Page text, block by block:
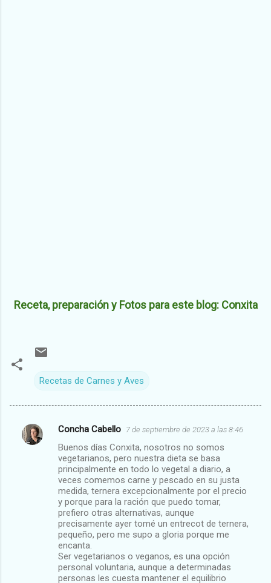
Receta, preparación y Fotos para este blog: Conxita
Recetas de Carnes y Aves
C
Concha Cabello 7 de septiembre de 2023 a las 8:46
Buenos días Conxita, nosotros no somos
vegetarianos, pero nuestra dieta se basa
principalmente en todo lo vegetal a diario, a
veces comemos carne y pescado en su justa
medida, ternera excepcionalmente por el precio
y porque para la ración que puedo tomar,
prefiero otras alternativas, aunque
precisamente ayer tomé un entrecot de ternera,
pequeño, pero me supo a gloria porque me
encanta.
Ser vegetarianos o veganos, es una opción
personal voluntaria, aunque a determinadas
personas les cuesta mantener el equilibrio